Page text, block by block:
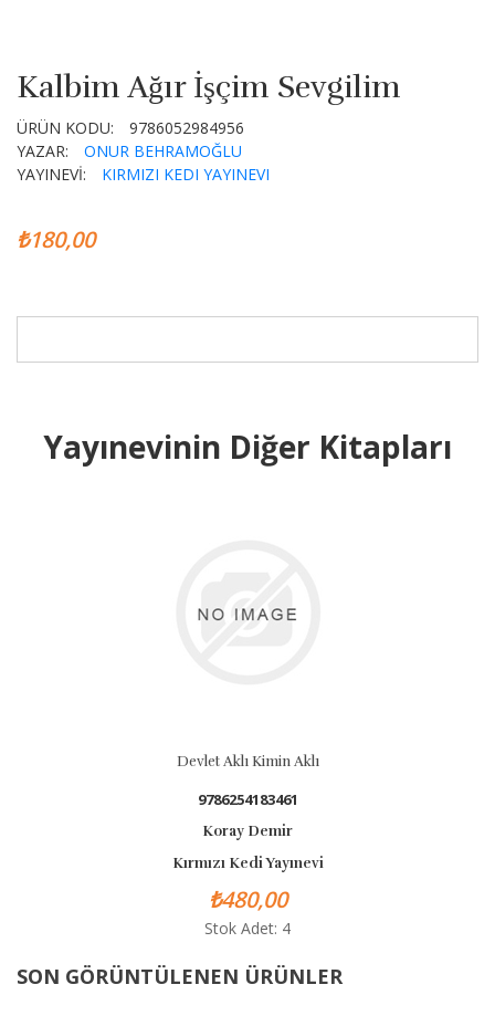
Kalbim Ağır İşçim Sevgilim
ÜRÜN KODU:
9786052984956
YAZAR:
ONUR BEHRAMOĞLU
YAYINEVİ:
KIRMIZI KEDI YAYINEVI
₺180,00
Yayınevinin Diğer Kitapları
Devlet Aklı Kimin Aklı
9786254183461
Koray Demir
Kırmızı Kedi Yayınevi
₺480,00
Stok Adet: 4
SON GÖRÜNTÜLENEN ÜRÜNLER